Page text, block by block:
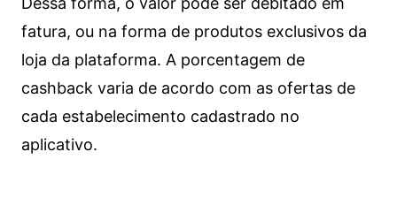
fatura, ou na forma de produtos exclusivos da
loja da plataforma. A porcentagem de
cashback varia de acordo com as ofertas de
cada estabelecimento cadastrado no
aplicativo.